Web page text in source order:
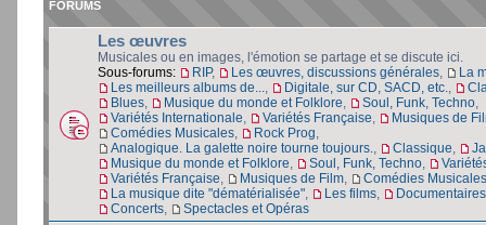
FORUMS
Les œuvres
Musicales ou en images, l'émotion se partage et se discute ici.
Sous-forums:
RIP, Les œuvres, discussions générales
La
Les meilleurs albums de...
Digitale, sur CD, SACD, etc.
Blues
Musique du monde et Folklore Soul, Funk, Techno
Variétés Internationale
Variétés Française
Musiques de
Comédies Musicales
Rock Prog
Analogique. La galette noire tourne toujours.
Classique
Musique du monde et Folklore
Soul, Funk, Techno
Variétés Française
Musiques de Film
Comédies Musicales
La musique dite "dématérialisée"
Les films
Concerts
Spectacles et Opéras